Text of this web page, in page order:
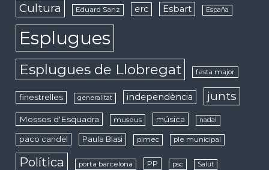
Cultura Eduard Sanz erc Esbart España
Esplugues
Esplugues de Llobregat festa major
finestrelles generalitat independència junts
Mossos d'Esquadra museus música nadal
paco candel Paula Blasi pimec ple municipal
Política porta barcelona PP psc Salut